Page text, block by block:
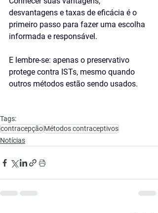
desvantagens e taxas de eficácia é o
primeiro passo para fazer uma escolha
informada e responsável.
E lembre-se: apenas o preservativo
protege contra ISTs, mesmo quando
outros métodos estão sendo usados.
Tags:
contracepçãoMétodos contraceptivos
Notícias